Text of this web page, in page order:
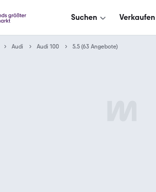
Suchen Verkaufen
Audi Audi 100 5.5 (63 Angebote)